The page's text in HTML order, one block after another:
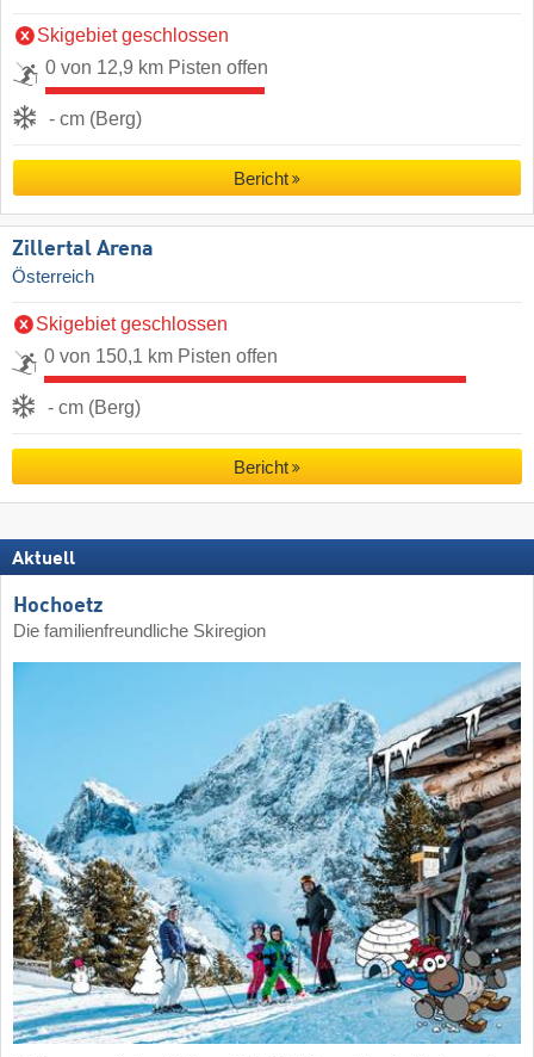
Skigebiet geschlossen
0 von 12,9 km Pisten offen
- cm (Berg)
Bericht
Zillertal Arena
Österreich
Skigebiet geschlossen
0 von 150,1 km Pisten offen
- cm (Berg)
Bericht
Aktuell
Hochoetz
Die familienfreundliche Skiregion